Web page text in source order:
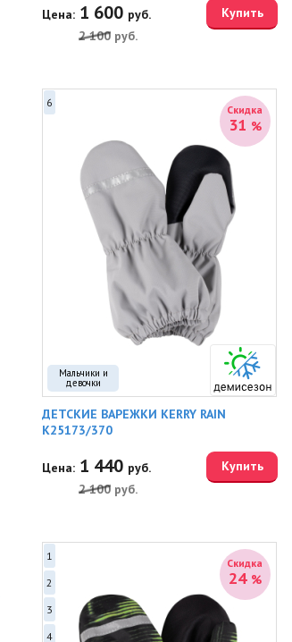
Цена: 1 600 руб.
2 100 руб.
Купить
Мальчики и
девочки
Скидка
31 %
6
ДЕТСКИЕ ВАРЕЖКИ KERRY RAIN
K25173/370
Цена: 1 440 руб.
2 100 руб.
Купить
Скидка
24 %
1
2
3
4